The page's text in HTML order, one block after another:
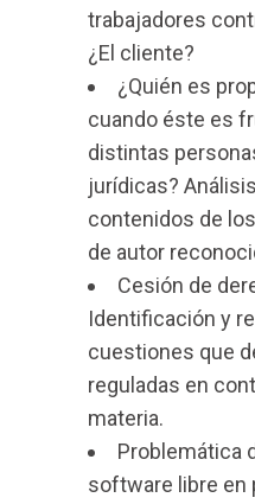
trabajadores
¿El cliente?
¿Quién es
cuando éste es
distintas
jurídicas?
contenidos de
de autor
Cesión de
Identificación y
cuestiones que
reguladas en
materia.
Problemática
software libre en